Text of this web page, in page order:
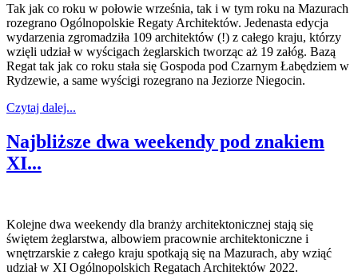
Tak jak co roku w połowie września, tak i w tym roku na Mazurach
rozegrano Ogólnopolskie Regaty Architektów. Jedenasta edycja
wydarzenia zgromadziła 109 architektów (!) z całego kraju, którzy
wzięli udział w wyścigach żeglarskich tworząc aż 19 załóg. Bazą
Regat tak jak co roku stała się Gospoda pod Czarnym Łabędziem w
Rydzewie, a same wyścigi rozegrano na Jeziorze Niegocin.
Czytaj dalej...
Najbliższe dwa weekendy pod znakiem
XI...
Kolejne dwa weekendy dla branży architektonicznej stają się
świętem żeglarstwa, albowiem pracownie architektoniczne i
wnętrzarskie z całego kraju spotkają się na Mazurach, aby wziąć
udział w XI Ogólnopolskich Regatach Architektów 2022.